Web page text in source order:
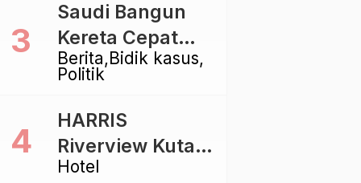
Golkar di
Singaraja
Berita Bidik kasus
Politik
Saudi Bangun
Kereta Cepat
Rp112 Triliun,
Proyek Rp116
Triliun yang
Baru Sampai
Hotel
HARRIS
Riverview Kuta
Bali Tawarkan